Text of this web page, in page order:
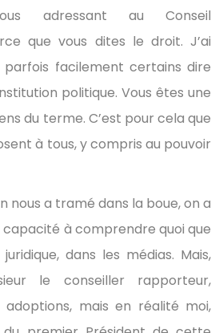
adressant au Conseil
que vous dites le droit. J’ai
facilement certains dire
politique. Vous êtes une
du terme. C’est pour cela que
à tous, y compris au pouvoir
nous a tramé dans la boue, on a
à comprendre quoi que
dans les médias. Mais,
le conseiller rapporteur,
adoptions, mais en réalité moi,